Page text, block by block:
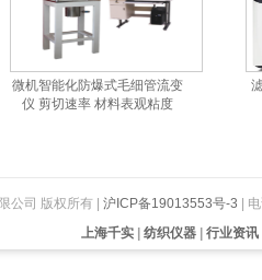
微机智能化防爆式毛细管流变
仪 剪切速率 材料表观粘度
司 版权所有 | 沪ICP备19013553号-3 |
上海千实
纺织仪器 行业资讯